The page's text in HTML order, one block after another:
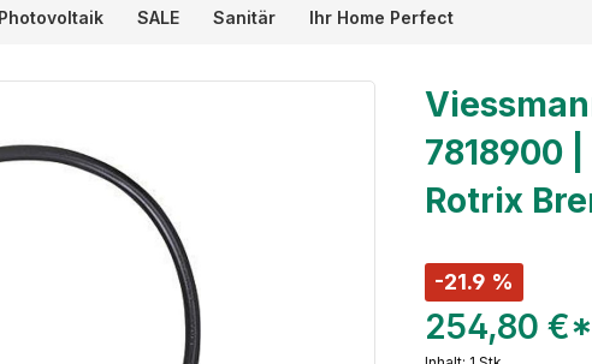
Photovoltaik SALE Sanitär Ihr Home Perfect
7818900
Rotrix
-21.9 %
254,80 €*